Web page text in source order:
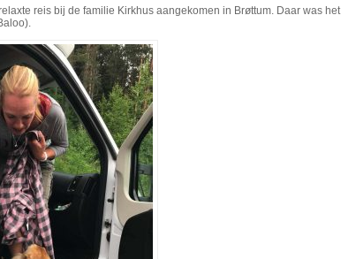
reis bij de familie Kirkhus aangekomen in Brøttum. Daar was het